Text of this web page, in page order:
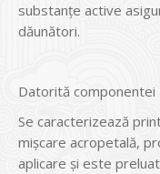
substanțe active
dăunători.
Datorită componentei
Se caracterizează
mișcare acropetală,
aplicare și este